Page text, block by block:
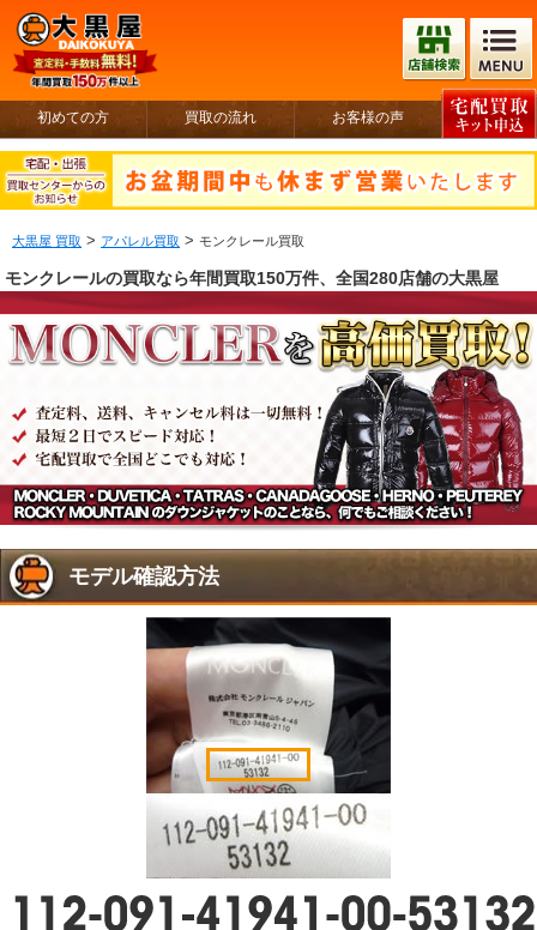
初めての方 買取の流れ お客様の声
大黒屋 買取 > アパレル買取 > モンクレール買取
モンクレールの買取なら年間買取150万件、全国280店舗の大黒屋
モデル確認方法